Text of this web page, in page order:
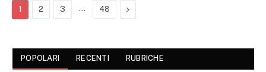
1 2 3 … 48 Next
POPOLARI RECENTI RUBRICHE